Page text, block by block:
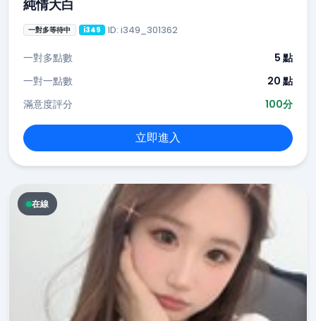
純情大白
一對多等待中 i349 ID: i349_301362
一對多點數
5 點
一對一點數
20 點
滿意度評分
100分
立即進入
在線